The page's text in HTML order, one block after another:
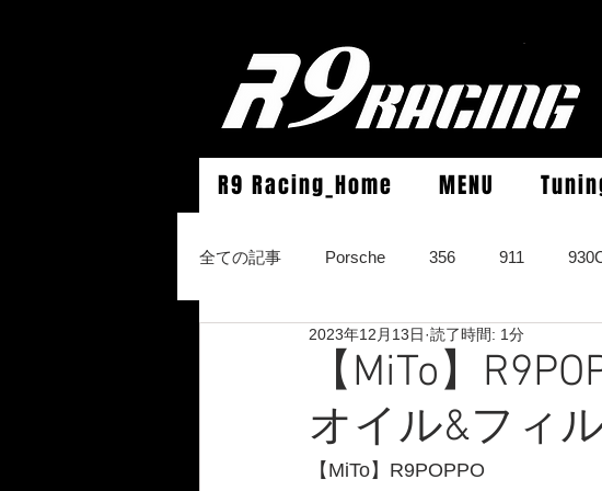
R9 Racing_Home MENU
全ての記事 Porsche 356 911
964Carrera2/Werks turbo look/4/RS
996Carrera2/4/S/turbo/S 996GT3/CUP/GT2
【MiTo】
オイル&フィ
2023年12月13日 読了時間: 1分
【MiTo】R9POPPO